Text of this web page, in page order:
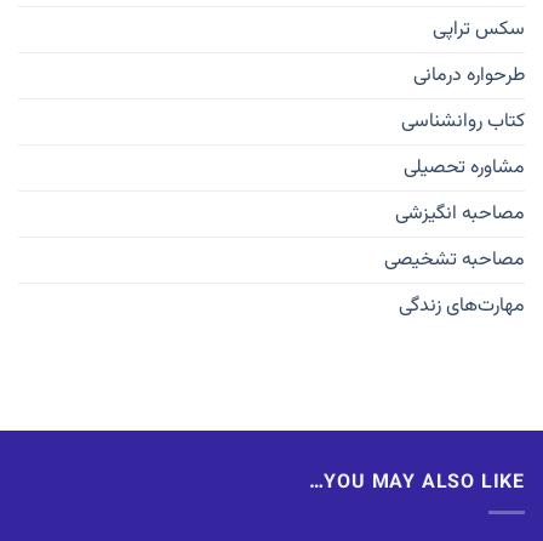
سکس تراپی
طرحواره درمانی
کتاب روانشناسی
مشاوره تحصیلی
مصاحبه انگیزشی
مصاحبه تشخیصی
مهارت‌های زندگی
YOU MAY ALSO LIKE…